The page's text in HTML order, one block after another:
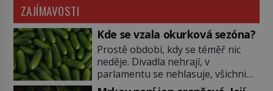
ZAJÍMAVOSTI
Kde se vzala okurková sezóna?
Prostě období, kdy se téměř nic
neděje. Divadla nehrají, v
parlamentu se nehlasuje, všichni
jsou na dovolené a média tak